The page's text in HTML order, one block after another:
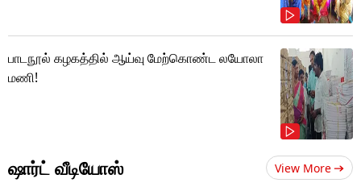
பாடநூல் கழகத்தில் ஆய்வு மேற்கொண்ட லயோலா
மணி!
ஷார்ட் வீடியோஸ் View More